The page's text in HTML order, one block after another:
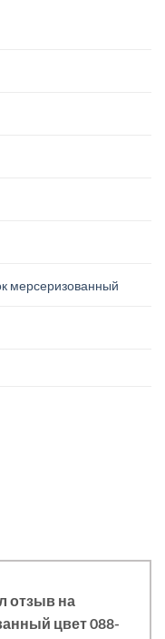
мерсеризованный
отзыв на
цвет 088-